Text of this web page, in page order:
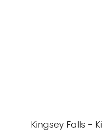
Kingsey Falls -